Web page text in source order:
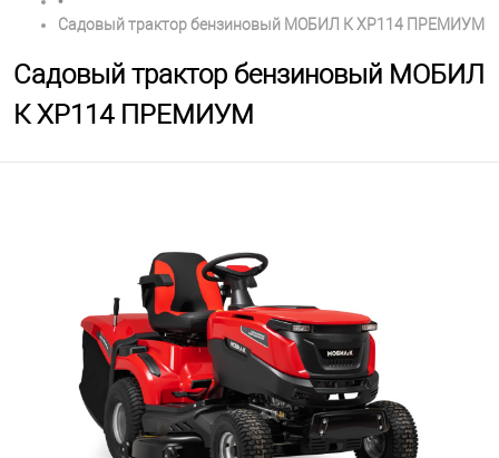
Садовый трактор бензиновый МОБИЛ К XP114 ПРЕМИУМ
Садовый трактор бензиновый МОБИЛ
К XP114 ПРЕМИУМ